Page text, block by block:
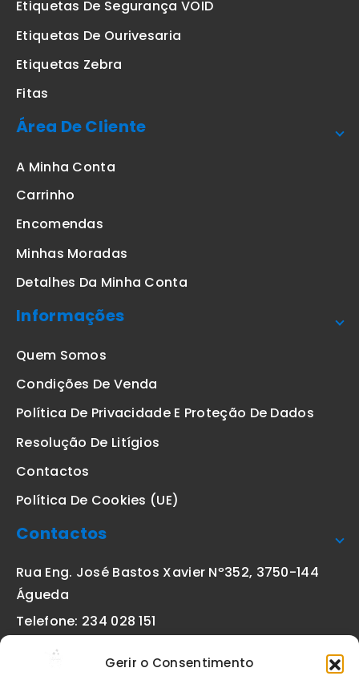
Gerir o Consentimento
Etiquetas De Segurança VOID
Etiquetas De Ourivesaria
Etiquetas Zebra
Fitas
Área De Cliente
A Minha Conta
Carrinho
Encomendas
Minhas Moradas
Detalhes Da Minha Conta
Informações
Quem Somos
Condições De Venda
Política De Privacidade E Proteção De Dados
Resolução De Litígios
Contactos
Política De Cookies (UE)
Contactos
Rua Eng. José Bastos Xavier Nº352, 3750-144
Águeda
Telefone: 234 028 151
geral@etiquetas-online.pt